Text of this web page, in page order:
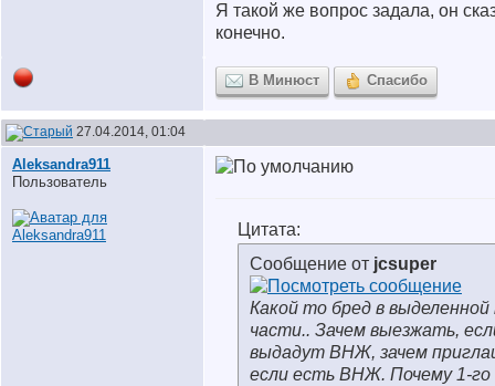
Я такой же вопрос задала, он
конечно.
В Минюст Спасибо
27.04.2014, 01:04
Aleksandra911
Пользователь
Цитата:
Сообщение от jcsuper
Какой то бред в выделенной
части.. Зачем выезжать,
выдадут ВНЖ, зачем
если есть ВНЖ. Почему 1-го